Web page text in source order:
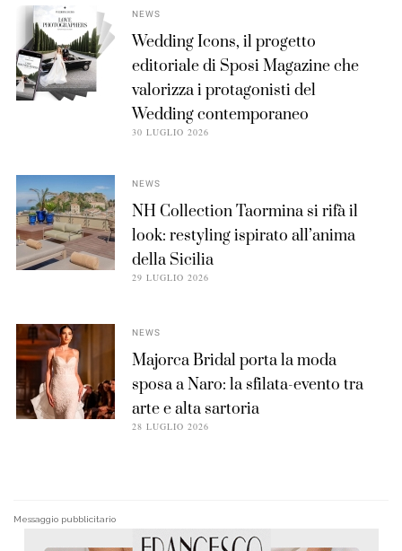
NEWS
Wedding Icons, il progetto
editoriale di Sposi Magazine che
valorizza i protagonisti del
Wedding contemporaneo
30 LUGLIO 2026
NEWS
NH Collection Taormina si rifà il
look: restyling ispirato all’anima
della Sicilia
29 LUGLIO 2026
NEWS
Majorca Bridal porta la moda
sposa a Naro: la sfilata-evento tra
arte e alta sartoria
28 LUGLIO 2026
Messaggio pubblicitario